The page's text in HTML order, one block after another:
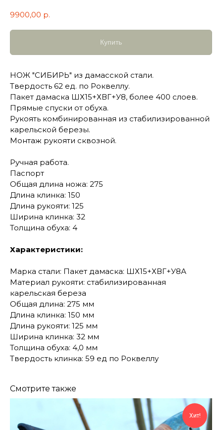
9900,00 р.
Купить
НОЖ "СИБИРЬ" из дамасской стали.
Твердость 62 ед. по Роквеллу.
Пакет дамаска ШХ15+ХВГ+У8, более 400 слоев.
Прямые спуски от обуха.
Рукоять комбинированная из стабилизированной
карельской березы.
Монтаж рукояти сквозной.
Ручная работа.
Паспорт
Общая длина ножа: 275
Длина клинка: 150
Длина рукояти: 125
Ширина клинка: 32
Толщина обуха: 4
Характеристики:
Марка стали: Пакет дамаска: ШХ15+ХВГ+У8А
Материал рукояти: стабилизированная
карельская береза
Общая длина: 275 мм
Длина клинка: 150 мм
Длина рукояти: 125 мм
Ширина клинка: 32 мм
Толщина обуха: 4,0 мм
Твердость клинка: 59 ед по Роквеллу
Смотрите также
Хит!